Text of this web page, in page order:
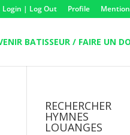
Login | Log Out Profile
BATISSEUR / FAIRE UN
LOUANGES